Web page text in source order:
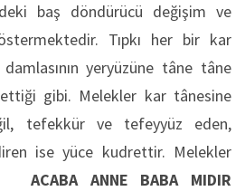
baş döndürücü değişim ve
Tıpkı her bir kar
yeryüzüne tâne tâne
gibi. Melekler kar tânesine
tefekkür ve tefeyyüz eden,
ise yüce kudrettir. Melekler
ACABA ANNE BABA MIDIR